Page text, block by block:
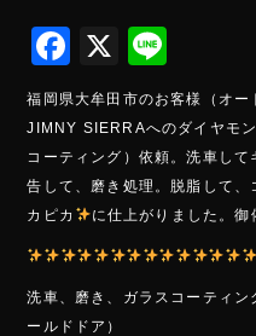
F
ac
e
b
o
ok
X
ne
福岡県大牟田市のお客様（オ
JIMNY SIERRAへのダイヤモ
コーティング）依頼。洗車し
告して、磨き処理。脱脂して
カピカ
に仕上がりました。
洗車、磨き、ガラスコーティ
ールドドア）